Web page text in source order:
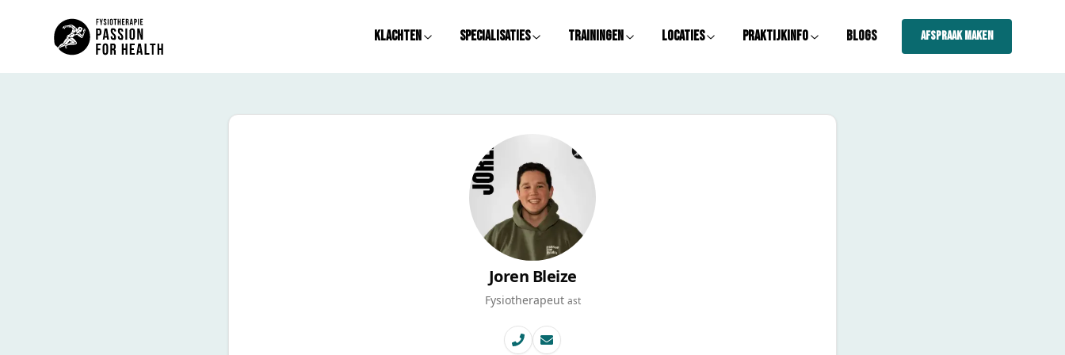
Klachten Specialisaties Trainingen Locaties Praktijkinfo Blogs Afspraak maken
Joren Bleize
Fysiotherapeut ast